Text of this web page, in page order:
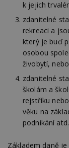
k jejich
zdanitelné
rekreaci a
který je buď
osobou
živobytí,
zdanitelné
školám a
rejstříku
věku na
podnikání atd.
Základem daně